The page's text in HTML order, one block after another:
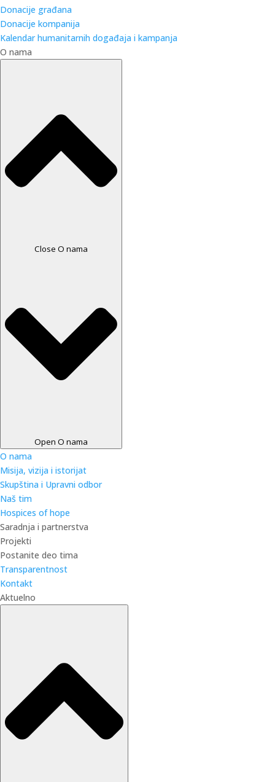
Donacije građana
Donacije kompanija
Kalendar humanitarnih događaja i kampanja
O nama
Close O nama
Open O nama
O nama
Misija, vizija i istorijat
Skupština i Upravni odbor
Naš tim
Hospices of hope
Saradnja i partnerstva
Projekti
Postanite deo tima
Transparentnost
Kontakt
Aktuelno